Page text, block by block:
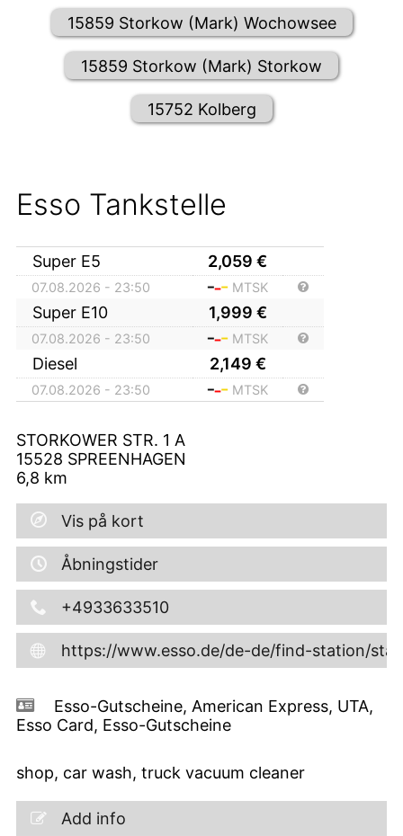
15859 Storkow (Mark) Wochowsee
15859 Storkow (Mark) Storkow
15752 Kolberg
Esso Tankstelle
Super E5 2,059 €
07.08.2026 - 23:50 MTSK
Super E10 1,999 €
07.08.2026 - 23:50 MTSK
Diesel 2,149 €
07.08.2026 - 23:50 MTSK
STORKOWER STR. 1 A
15528 SPREENHAGEN
6,8 km
Vis på kort
Åbningstider
+4933633510
https://www.esso.de/de-de/find-station/
Esso-Gutscheine, American Express, UTA,
Esso Card, Esso-Gutscheine
shop, car wash, truck vacuum cleaner
Add info